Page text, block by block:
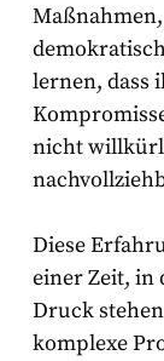
lernen, dass
nicht
Diese
einer Zeit, in
Druck
komplexe